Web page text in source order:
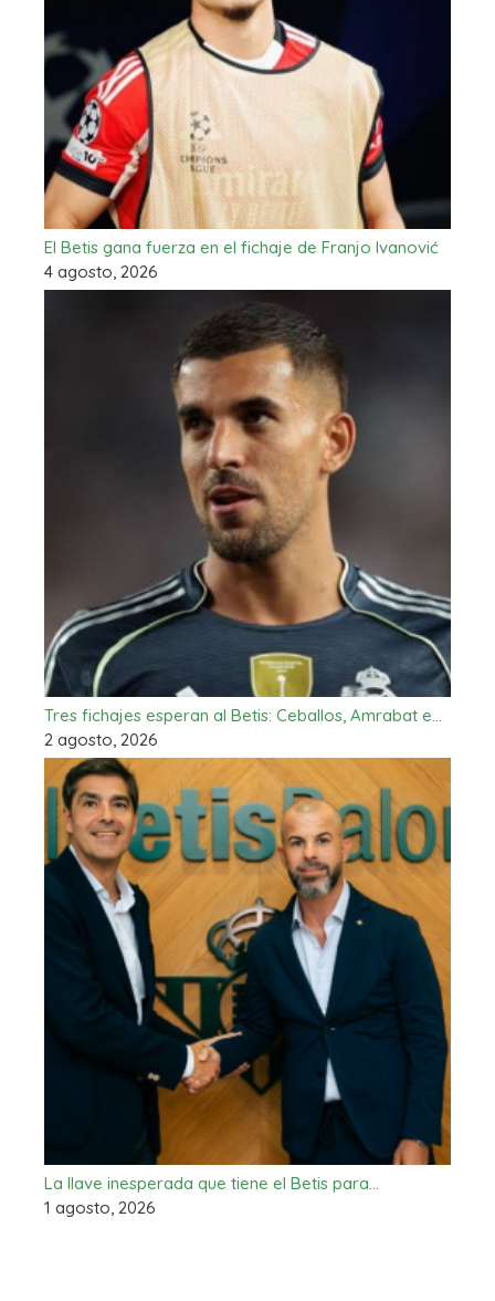
El Betis gana fuerza en el fichaje de Franjo Ivanović
4 agosto, 2026
Tres fichajes esperan al Betis: Ceballos, Amrabat e…
2 agosto, 2026
La llave inesperada que tiene el Betis para…
1 agosto, 2026